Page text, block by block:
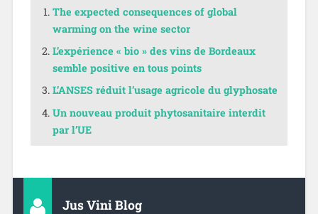
The expected consequences of global
warming on the wine sector
L’expérience « bio » des vins de Bordeaux
semble positive en tous points
L’ANSES réduit l’usage agricole du glyphosate
Un nouveau produit phytosanitaire interdit
par l’UE
Jus Vini Blog